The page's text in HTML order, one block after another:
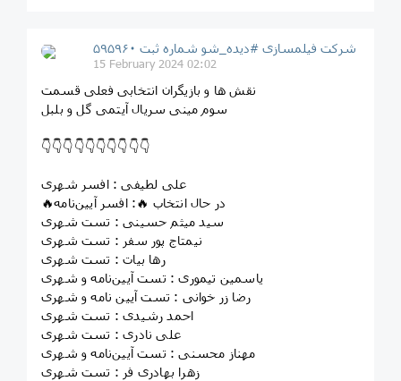
شرکت فیلمسازی #دیده_شو شماره ثبت ۵۹۵۹۶۰
15 February 2024 02:02
نقش ها و بازیگران انتخابی فعلی قسمت
سوم مینی سریال آیتمی گل و بلبل
👇👇👇👇👇👇👇👇👇👇
علی لطیفی : افسر شهری
🔥در حال انتخاب 🔥: افسر آیین‌نامه
سید میثم حسینی : تست شهری
نیمتاج پور سفر : تست شهری
رها بیات : تست شهری
یاسمین تیموری : تست آیین‌نامه و شهری
رضا زر خوانی : تست آیین نامه و شهری
احمد رشیدی : تست شهری
علی نادری : تست شهری
مهناز محسنی : تست آیین‌نامه و شهری
زهرا بهادری فر : تست شهری